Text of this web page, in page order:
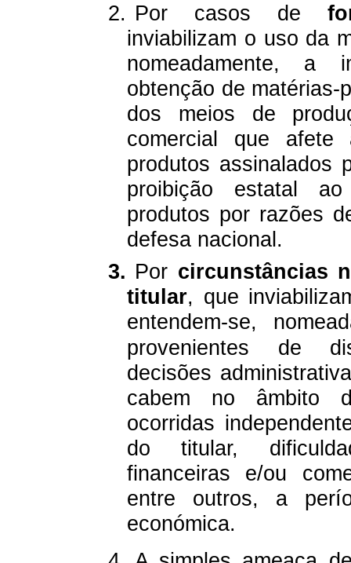
2. Por casos de
inviabilizam o uso da
nomeadamente, a
obtenção de matérias-
dos meios de
comercial que afete
produtos assinalados
proibição estatal
produtos por razões
defesa nacional.
3. Por circunstâncias
titular, que
entendem-se,
provenientes de
decisões
cabem no âmbito
ocorridas
do titular,
financeiras e/ou
entre outros, a
económica.